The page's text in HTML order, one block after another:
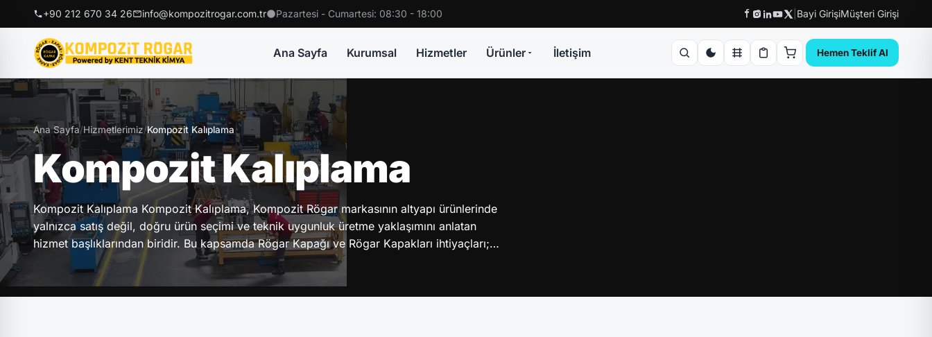
+90 212 670 34 26 info@kompozitrogar.com.tr Pazartesi - Cumartesi: 08:30 - 18:00 Bayi GirişiMüşteri Girişi
Ana Sayfa Kurumsal Hizmetler Ürünler İletişim Hemen Teklif Al
Ana Sayfa/Hizmetlerimiz/Kompozit Kalıplama
Kompozit Kalıplama
Kompozit Kalıplama Kompozit Kalıplama, Kompozit Rögar markasının altyapı ürünlerinde
yalnızca satış değil, doğru ürün seçimi ve teknik uygunluk üretme yaklaşımını anlatan
hizmet başlıklarından biridir. Bu kapsamda Rögar Kapağı ve Rögar Kapakları ihtiyaçları;…